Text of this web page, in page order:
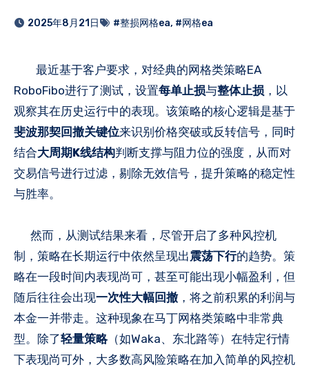
2025年8月21日 #整损网格ea, #网格ea
最近基于客户要求，对经典的网格类策略EA
RoboFibo进行了测试，设置每单止损与整体止损 ，以
观察其在历史运行中的表现。该策略的核心逻辑是基于
斐波那契回撤关键位来识别价格突破或反转信号，同时
结合大周期K线结构判断支撑与阻力位的强度，从而对
交易信号进行过滤，剔除无效信号，提升策略的稳定性
与胜率。
然而，从测试结果来看，尽管开启了多种风控机
制，策略在长期运行中依然呈现出震荡下行的趋势。策
略在一段时间内表现尚可，甚至可能出现小幅盈利，但
随后往往会出现一次性大幅回撤，将之前积累的利润与
本金一并带走。这种现象在马丁网格类策略中非常典
型。除了轻量策略（如Waka、东北路等）在特定行情
下表现尚可外，大多数高风险策略在加入简单的风控机